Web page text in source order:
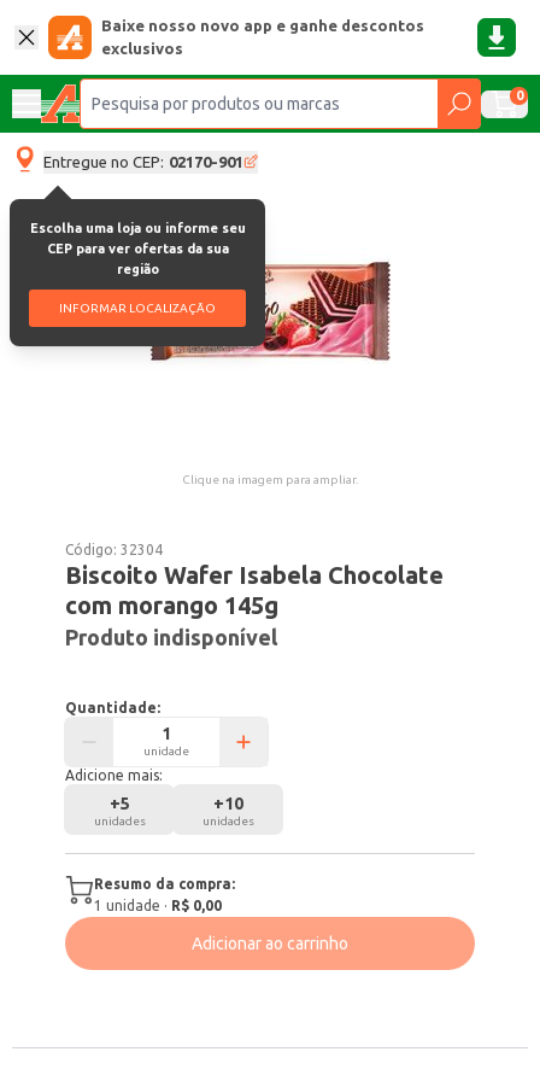
Baixe nosso novo app e ganhe descontos
exclusivos
0
Entregue no CEP: 02170-901
Escolha uma loja ou informe seu
CEP para ver ofertas da sua
região
INFORMAR LOCALIZAÇÃO
Clique na imagem para ampliar.
Código:32304
Biscoito Wafer Isabela Chocolate
com morango 145g
Produto indisponível
Quantidade:
unidade
Adicione mais:
+5
unidades
+10
unidades
Resumo da compra:
1 unidade · R$ 0,00
Adicionar ao carrinho